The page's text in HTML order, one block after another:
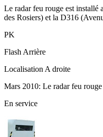
Le radar feu rouge est installé
des Rosiers) et la D316
PK
FlashArrière
LocalisationA droite
Mars 2010: Le radar feu
En service